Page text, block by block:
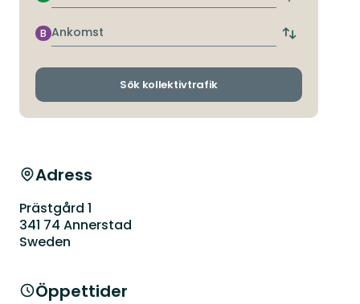
hållplats
Ankomst
B
Byt
och
Sök kollektivtrafik
Adress
Prästgård 1
341 74 Annerstad
Sweden
Öppettider